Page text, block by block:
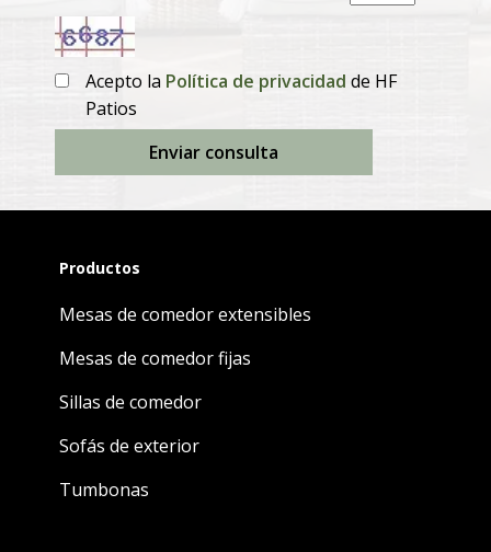
Acepto la Política de privacidad de HF
Patios
Enviar consulta
Productos
Mesas de comedor extensibles
Mesas de comedor fijas
Sillas de comedor
Sofás de exterior
Tumbonas